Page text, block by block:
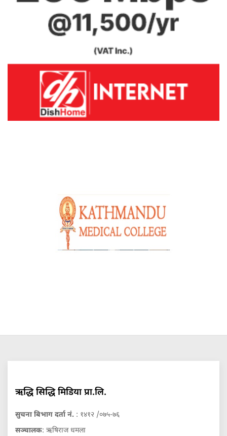
ऋद्धि सिद्धि मिडिया प्रा.लि.
सुचना बिभाग दर्ता नं. : १४१२ /०७५-७६
सञ्चालक: ऋषिराज धमला